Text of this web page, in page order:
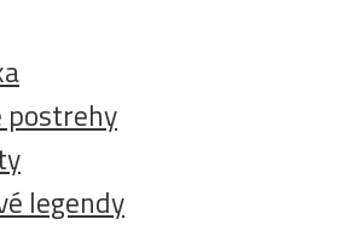
postrehy
legendy